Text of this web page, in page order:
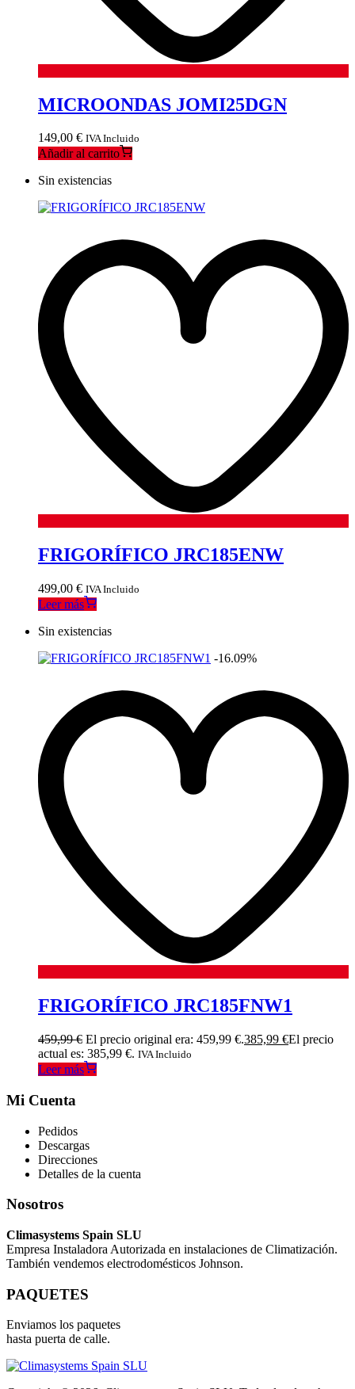
MICROONDAS JOMI25DGN
149,00 € IVA Incluido
Añadir al carrito
Sin existencias
FRIGORÍFICO JRC185ENW
499,00 € IVA Incluido
Leer más
Sin existencias
-16.09%
FRIGORÍFICO JRC185FNW1
459,99€ El precio original era: 459,99 €.385,99 €El precio
actual es: 385,99 €. IVA Incluido
Leer más
Mi Cuenta
Pedidos
Descargas
Direcciones
Detalles de la cuenta
Nosotros
Climasystems Spain SLU
Empresa Instaladora Autorizada en instalaciones de Climatización.
También vendemos electrodomésticos Johnson.
PAQUETES
Enviamos los paquetes
hasta puerta de calle.